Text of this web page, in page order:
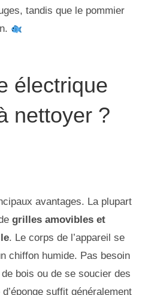
tandis que le pommier
électrique
nettoyer ?
avantages. La plupart
grilles amovibles et
. Le corps de l’appareil se
chiffon humide. Pas besoin
bois ou de se soucier des
suffit généralement